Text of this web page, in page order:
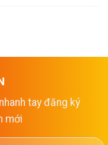
tay đăng ký
mới